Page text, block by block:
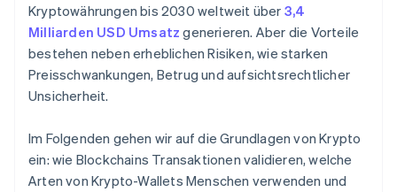
Kryptowährungen bis 2030 weltweit über 3,4
Milliarden USD Umsatz generieren. Aber die Vorteile
bestehen neben erheblichen Risiken, wie starken
Preisschwankungen, Betrug und aufsichtsrechtlicher
Unsicherheit.
Im Folgenden gehen wir auf die Grundlagen von Krypto
ein: wie Blockchains Transaktionen validieren, welche
Arten von Krypto-Wallets Menschen verwenden und